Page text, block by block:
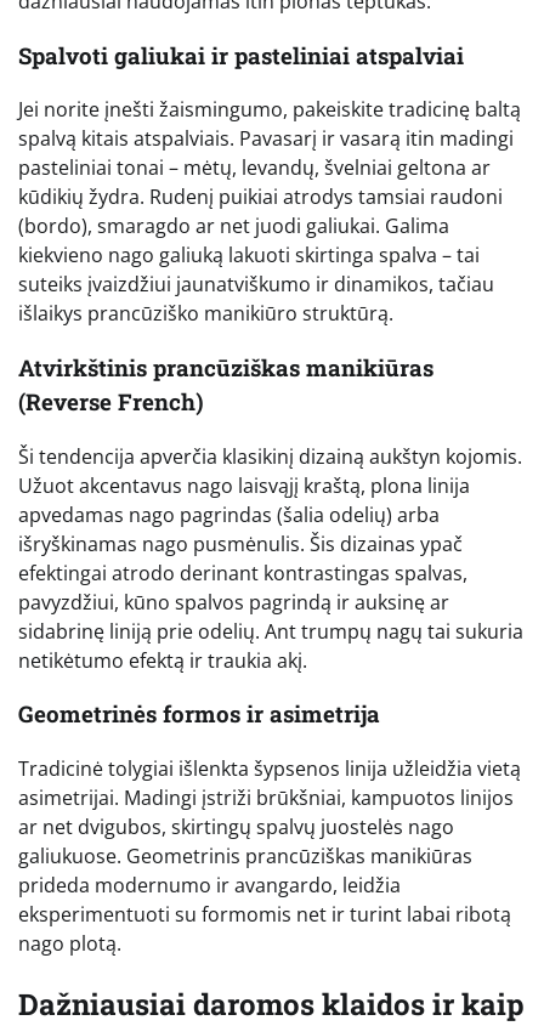
Spalvoti galiukai ir pasteliniai atspalviai
Jei norite įnešti žaismingumo, pakeiskite tradicinę baltą
spalvą kitais atspalviais. Pavasarį ir vasarą itin madingi
pasteliniai tonai – mėtų, levandų, švelniai geltona ar
kūdikių žydra. Rudenį puikiai atrodys tamsiai raudoni
(bordo), smaragdo ar net juodi galiukai. Galima
kiekvieno nago galiuką lakuoti skirtinga spalva – tai
suteiks įvaizdžiui jaunatviškumo ir dinamikos, tačiau
išlaikys prancūziško manikiūro struktūrą.
Atvirkštinis prancūziškas manikiūras
(Reverse French)
Ši tendencija apverčia klasikinį dizainą aukštyn kojomis.
Užuot akcentavus nago laisvąjį kraštą, plona linija
apvedamas nago pagrindas (šalia odelių) arba
išryškinamas nago pusmėnulis. Šis dizainas ypač
efektingai atrodo derinant kontrastingas spalvas,
pavyzdžiui, kūno spalvos pagrindą ir auksinę ar
sidabrinę liniją prie odelių. Ant trumpų nagų tai sukuria
netikėtumo efektą ir traukia akį.
Geometrinės formos ir asimetrija
Tradicinė tolygiai išlenkta šypsenos linija užleidžia vietą
asimetrijai. Madingi įstriži brūkšniai, kampuotos linijos
ar net dvigubos, skirtingų spalvų juostelės nago
galiukuose. Geometrinis prancūziškas manikiūras
prideda modernumo ir avangardo, leidžia
eksperimentuoti su formomis net ir turint labai ribotą
nago plotą.
Dažniausiai daromos klaidos ir kaip